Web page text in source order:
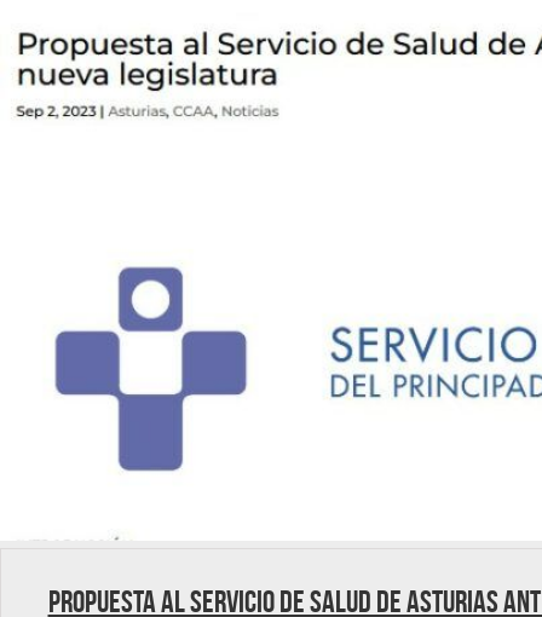
Propuesta al Servicio de Salud de Asturias